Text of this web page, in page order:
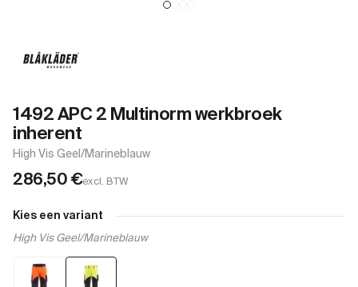
1492 APC 2 Multinorm werkbroek
inherent
High Vis Geel/Marineblauw
286,50€excl. BTW
Kies een variant
High Vis Geel/Marineblauw